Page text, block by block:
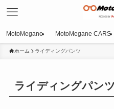
MotoMegane MotoMegane CARS
ホーム ライディングパンツ
ライディングパンツ